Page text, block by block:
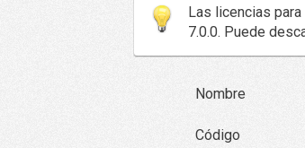
Las licencias
7.0.0. Puede
Nombre
Código